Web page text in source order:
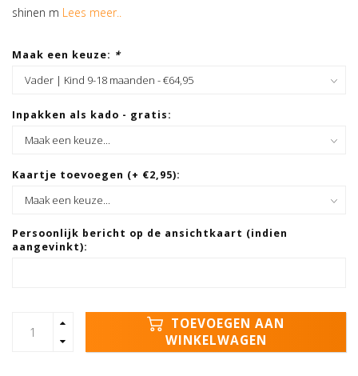
shinen m Lees meer..
Maak een keuze: *
Inpakken als kado - gratis:
Kaartje toevoegen (+ €2,95):
Persoonlijk bericht op de ansichtkaart (indien
aangevinkt):
TOEVOEGEN AAN
WINKELWAGEN